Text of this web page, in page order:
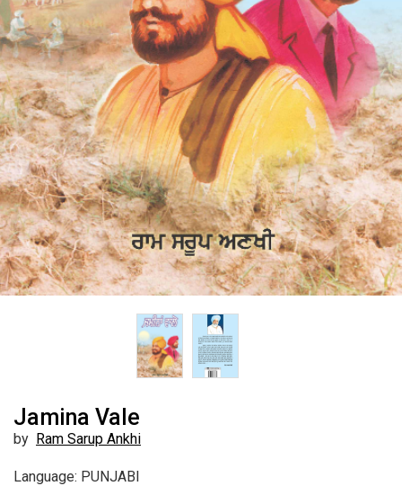
Jamina Vale
by Ram Sarup Ankhi
Language: PUNJABI